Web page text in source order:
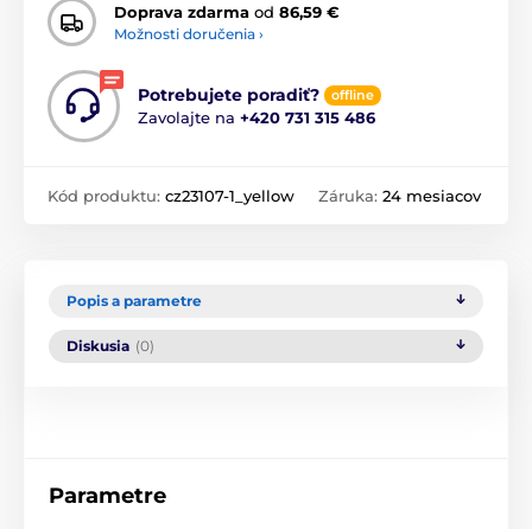
Doprava zdarma od 86,59 €
Možnosti doručenia ›
Potrebujete poradiť? offline
Zavolajte na +420 731 315 486
Kód produktu: cz23107-1_yellow Záruka: 24 mesiacov
Popis a parametre
Diskusia (0)
Parametre